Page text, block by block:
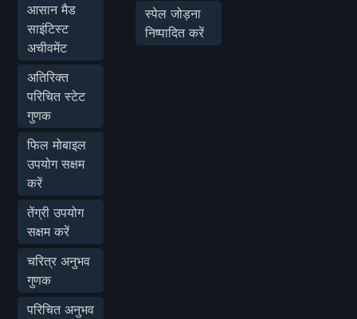
आसान मैड
साइंटिस्ट
अचीवमेंट
अतिरिक्त
परिचित स्टेट
गुणक
फिल मोबाइल
उपयोग सक्षम
करें
तेंग्री उपयोग
सक्षम करें
चरित्र अनुभव
गुणक
परिचित अनुभव
स्पेल जोड़ना
निष्पादित करें